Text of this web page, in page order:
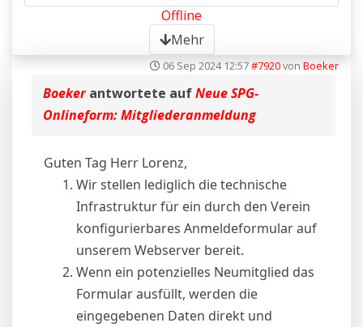
Offline
Mehr
06 Sep 2024 12:57#7920von Boeker
Boekerantwortete aufNeue SPG-
Onlineform: Mitgliederanmeldung
Guten Tag Herr Lorenz,
Wir stellen lediglich die technische
Infrastruktur für ein durch den Verein
konfigurierbares Anmeldeformular auf
unserem Webserver bereit.
Wenn ein potenzielles Neumitglied das
Formular ausfüllt, werden die
eingegebenen Daten direkt und